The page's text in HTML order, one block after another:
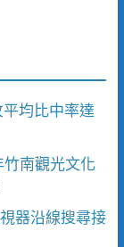
均比中率達
南觀光文化
器沿線搜尋接